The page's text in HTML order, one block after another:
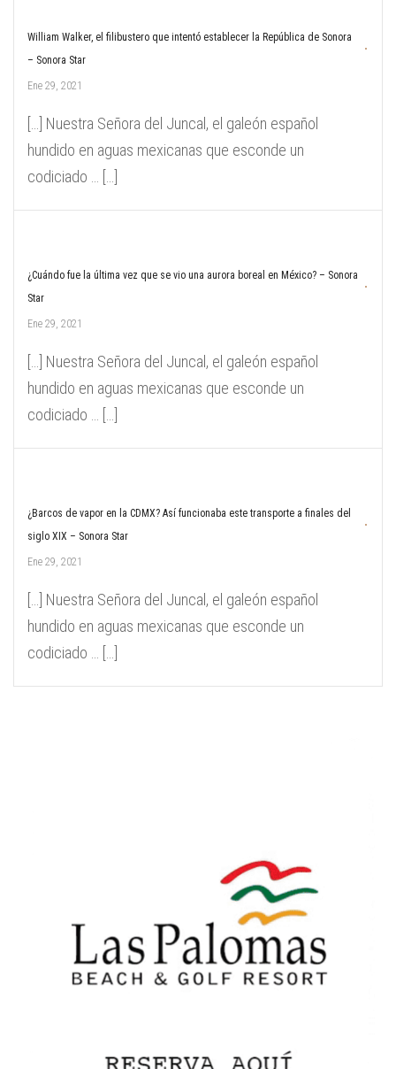
William Walker, el filibustero que intentó establecer la República de Sonora
– Sonora Star
Ene 29, 2021
[…] Nuestra Señora del Juncal, el galeón español
hundido en aguas mexicanas que esconde un
codiciado … […]
¿Cuándo fue la última vez que se vio una aurora boreal en México? – Sonora
Star
Ene 29, 2021
[…] Nuestra Señora del Juncal, el galeón español
hundido en aguas mexicanas que esconde un
codiciado … […]
¿Barcos de vapor en la CDMX? Así funcionaba este transporte a finales del
siglo XIX – Sonora Star
Ene 29, 2021
[…] Nuestra Señora del Juncal, el galeón español
hundido en aguas mexicanas que esconde un
codiciado … […]